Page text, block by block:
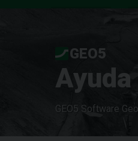
GEO5
GEO5 Software